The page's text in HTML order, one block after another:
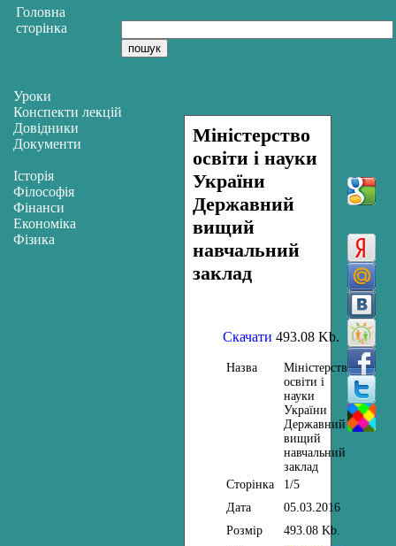
Міністерство
освіти і науки
України
Державний
вищий
навчальний
заклад
Скачати 493.08 Kb.
Назва
Міністерство
освіти і
науки
України
Державний
вищий
навчальний
заклад
Сторінка
1/5
Дата
05.03.2016
Розмір
493.08 Kb.
Уроки
Конспекти лекцій
Довідники
Документи
Історія
Філософія
Фінанси
Економіка
Фізика
Головна
сторінка